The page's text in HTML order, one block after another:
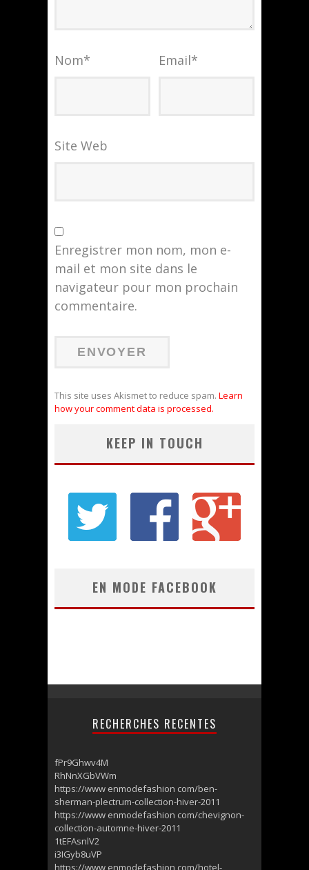
Nom* Email*
Site Web
Enregistrer mon nom, mon e-
mail et mon site dans le
navigateur pour mon prochain
commentaire.
This site uses Akismet to reduce spam. Learn
how your comment data is processed.
KEEP IN TOUCH
EN MODE FACEBOOK
RECHERCHES RECENTES
fPr9Ghwv4M
RhNnXGbVWm
https://www enmodefashion com/ben-
sherman-plectrum-collection-hiver-2011
https://www enmodefashion com/chevignon-
collection-automne-hiver-2011
1tEFAsnlV2
i3IGyb8uVP
https://www enmodefashion com/hotel-